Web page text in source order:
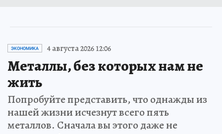
ЭКОНОМИКА 4 августа 2026 12:06
Металлы, без которых нам не
жить
Попробуйте представить, что однажды из
нашей жизни исчезнут всего пять
металлов. Сначала вы этого даже не